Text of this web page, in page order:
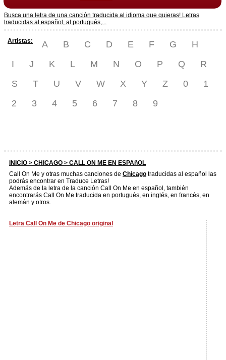
Busca una letra de una canción traducida al idioma que quieras! Letras
traducidas al español, al portugués,...
Artistas: A B C D E F G
H
I
J K L M N O P Q
R
S
T U V W X Y Z 0
1
2
3 4 5 6 7 8 9
INICIO > CHICAGO > CALL ON ME EN ESPAñOL
Call On Me y otras muchas canciones de Chicago traducidas al español las
podrás encontrar en Traduce Letras!
Además de la letra de la canción Call On Me en español, también
encontrarás Call On Me traducida en portugués, en inglés, en francés, en
alemán y otros.
Letra Call On Me de Chicago original